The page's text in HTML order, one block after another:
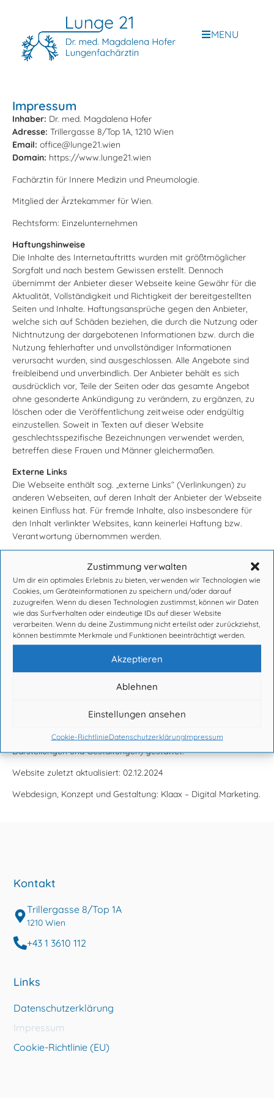
Zustimmung verwalten
Um dir ein optimales Erlebnis zu bieten, verwenden wir Technologien wie
Cookies, um Geräteinformationen zu speichern und/oder darauf
zuzugreifen. Wenn du diesen Technologien zustimmst, können wir Daten
wie das Surfverhalten oder eindeutige IDs auf dieser Website
verarbeiten. Wenn du deine Zustimmung nicht erteilst oder zurückziehst,
können bestimmte Merkmale und Funktionen beeinträchtigt werden.
Akzeptieren
Ablehnen
Einstellungen ansehen
Cookie-RichtlinieDatenschutzerklärungImpressum
MENU
Impressum
Inhaber: Dr. med. Magdalena Hofer
Adresse: Trillergasse 8/Top 1A, 1210 Wien
Email: office@lunge21.wien
Domain: https://www.lunge21.wien
Fachärztin für Innere Medizin und Pneumologie.
Mitglied der Ärztekammer für Wien.
Rechtsform: Einzelunternehmen
Haftungshinweise
Die Inhalte des Internetauftritts wurden mit größtmöglicher
Sorgfalt und nach bestem Gewissen erstellt. Dennoch
übernimmt der Anbieter dieser Webseite keine Gewähr für die
Aktualität, Vollständigkeit und Richtigkeit der bereitgestellten
Seiten und Inhalte. Haftungsansprüche gegen den Anbieter,
welche sich auf Schäden beziehen, die durch die Nutzung oder
Nichtnutzung der dargebotenen Informationen bzw. durch die
Nutzung fehlerhafter und unvollständiger Informationen
verursacht wurden, sind ausgeschlossen. Alle Angebote sind
freibleibend und unverbindlich. Der Anbieter behält es sich
ausdrücklich vor, Teile der Seiten oder das gesamte Angebot
ohne gesonderte Ankündigung zu verändern, zu ergänzen, zu
löschen oder die Veröffentlichung zeitweise oder endgültig
einzustellen. Soweit in Texten auf dieser Website
geschlechtsspezifische Bezeichnungen verwendet werden,
betreffen diese Frauen und Männer gleichermaßen.
Externe Links
Die Webseite enthält sog. „externe Links“ (Verlinkungen) zu
anderen Webseiten, auf deren Inhalt der Anbieter der Webseite
keinen Einfluss hat. Für fremde Inhalte, also insbesondere für
den Inhalt verlinkter Websites, kann keinerlei Haftung bzw.
Verantwortung übernommen werden.
Die Texte und sonstigen Inhalte (bildliche und graphische
Darstellungen und Gestaltungen) auf dieser Homepage sind
urheberrechtlich geschützt. Alle Rechte, insbesondere das
Recht der Verwertung, Vervielfältigung, Verbreitung,
Urheberbezeichnung, Änderung und Übersetzung sind
vorbehalten. Texte und sonstige Inhalte (bildliche und
graphische Darstellungen und Gestaltungen) dürfen in welcher
Form und in welchem Verfahren auch immer ohne vorherige
ausdrückliche schriftliche Genehmigung des Anbieters nicht
weiterverbreitet, verändert, reproduziert oder unter
vervielfältigt oder verbreitet werden. Zum persönlichen,
von Texten und sonstigen Inhalten (bildliche und graphische
Darstellungen und Gestaltungen) gestattet.
Website zuletzt aktualisiert: 02.12.2024
Webdesign, Konzept und Gestaltung: Klaax – Digital Marketing.
Links
Datenschutzerklärung
Impressum
Cookie-Richtlinie (EU)
Kontakt
Trillergasse 8/Top 1A
1210 Wien
+43 1 3610 112